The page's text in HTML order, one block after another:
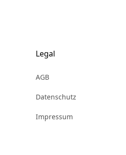
Legal
AGB
Datenschutz
Impressum